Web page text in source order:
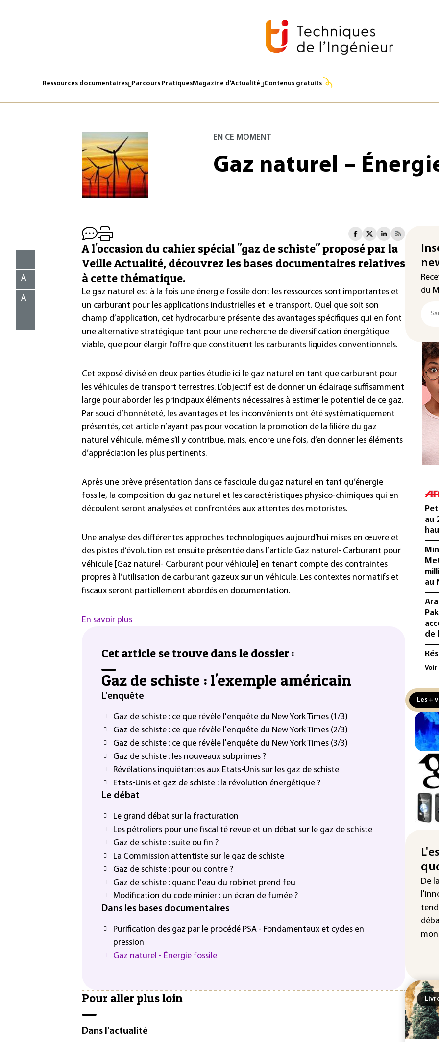
Ressources documentaires Parcours PratiquesMagazine d’Actualité Contenus gratuits
EN CE MOMENT
Gaz naturel –
A
A
A l'occasion du cahier spécial "gaz de schiste" proposé par la
Veille Actualité, découvrez les bases documentaires relatives
à cette thématique.
Le gaz naturel est à la fois une énergie fossile dont les ressources sont importantes et
un carburant pour les applications industrielles et le transport. Quel que soit son
champ d’application, cet hydrocarbure présente des avantages spécifiques qui en font
une alternative stratégique tant pour une recherche de diversification énergétique
viable, que pour élargir l’offre que constituent les carburants liquides conventionnels.
Cet exposé divisé en deux parties étudie ici le gaz naturel en tant que carburant pour
les véhicules de transport terrestres. L’objectif est de donner un éclairage suffisamment
large pour aborder les principaux éléments nécessaires à estimer le potentiel de ce gaz.
Par souci d’honnêteté, les avantages et les inconvénients ont été systématiquement
présentés, cet article n’ayant pas pour vocation la promotion de la filière du gaz
naturel véhicule, même s’il y contribue, mais, encore une fois, d’en donner les éléments
d’appréciation les plus pertinents.
Après une brève présentation dans ce fascicule du gaz naturel en tant qu’énergie
fossile, la composition du gaz naturel et les caractéristiques physico-chimiques qui en
découlent seront analysées et confrontées aux attentes des motoristes.
Une analyse des différentes approches technologiques aujourd’hui mises en œuvre et
des pistes d’évolution est ensuite présentée dans l’article Gaz naturel- Carburant pour
véhicule [Gaz naturel- Carburant pour véhicule] en tenant compte des contraintes
propres à l’utilisation de carburant gazeux sur un véhicule. Les contextes normatifs et
fiscaux seront partiellement abordés en documentation.
En savoir plus
Cet article se trouve dans le dossier :
Gaz de schiste : l'exemple américain
L'enquête
Gaz de schiste : ce que révèle l'enquête du New York Times (1/3)
Gaz de schiste : ce que révèle l'enquête du New York Times (2/3)
Gaz de schiste : ce que révèle l'enquête du New York Times (3/3)
Gaz de schiste : les nouveaux subprimes ?
Révélations inquiétantes aux Etats-Unis sur les gaz de schiste
Etats-Unis et gaz de schiste : la révolution énergétique ?
Le débat
Le grand débat sur la fracturation
Les pétroliers pour une fiscalité revue et un débat sur le gaz de schiste
Gaz de schiste : suite ou fin ?
La Commission attentiste sur le gaz de schiste
Gaz de schiste : pour ou contre ?
Gaz de schiste : quand l'eau du robinet prend feu
Modification du code minier : un écran de fumée ?
Dans les bases documentaires
Purification des gaz par le procédé PSA - Fondamentaux et cycles en
pression
Gaz naturel - Énergie fossile
Pour aller plus loin
Dans l'actualité
du
au
au
de
la
La
Voir
Les +
De